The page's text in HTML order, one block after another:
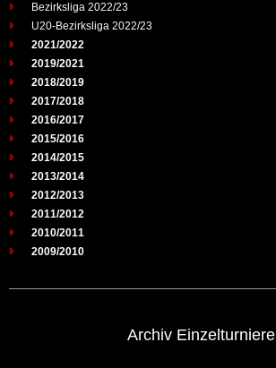
Bezirksliga 2022/23
U20-Bezirksliga 2022/23
2021/2022
2019/2021
2018/2019
2017/2018
2016/2017
2015/2016
2014/2015
2013/2014
2012/2013
2011/2012
2010/2011
2009/2010
Archiv Einzelturniere